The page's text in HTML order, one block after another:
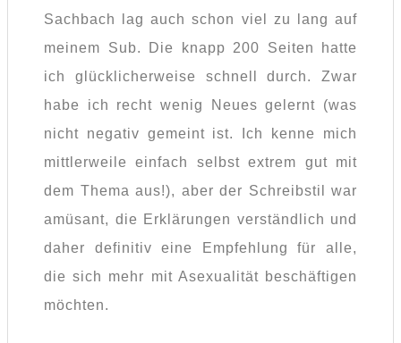
Sachbach lag auch schon viel zu lang auf
meinem Sub. Die knapp 200 Seiten hatte
ich glücklicherweise schnell durch. Zwar
habe ich recht wenig Neues gelernt (was
nicht negativ gemeint ist. Ich kenne mich
mittlerweile einfach selbst extrem gut mit
dem Thema aus!), aber der Schreibstil war
amüsant, die Erklärungen verständlich und
daher definitiv eine Empfehlung für alle,
die sich mehr mit Asexualität beschäftigen
möchten.